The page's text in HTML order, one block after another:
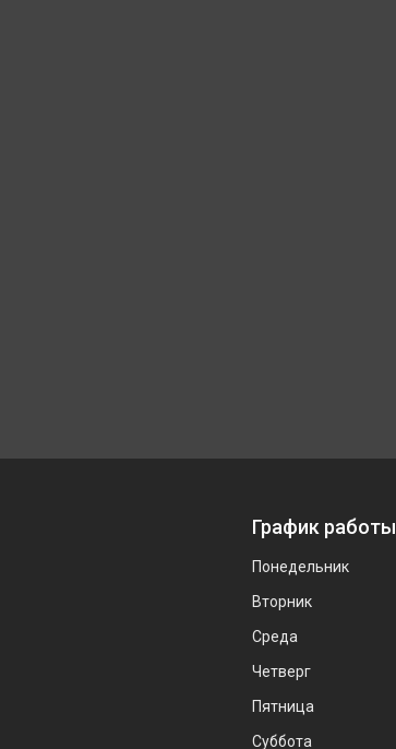
График работы
Понедельник
Вторник
Среда
Четверг
Пятница
Суббота